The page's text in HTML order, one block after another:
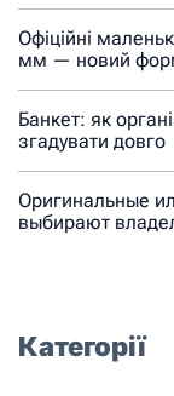
Офіційні
мм — новий
Банкет: як
згадувати довго
Оригинальные
выбирают
Категорії